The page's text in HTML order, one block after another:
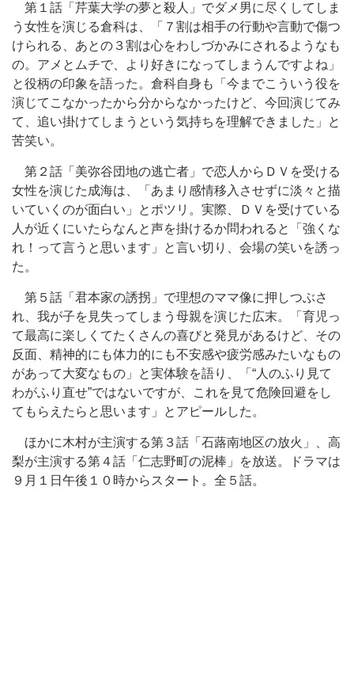
第１話「芹葉大学の夢と殺人」でダメ男に尽くしてしま
う女性を演じる倉科は、「７割は相手の行動や言動で傷つ
けられる、あとの３割は心をわしづかみにされるようなも
の。アメとムチで、より好きになってしまうんですよね」
と役柄の印象を語った。倉科自身も「今までこういう役を
演じてこなかったから分からなかったけど、今回演じてみ
て、追い掛けてしまうという気持ちを理解できました」と
苦笑い。
第２話「美弥谷団地の逃亡者」で恋人からＤＶを受ける
女性を演じた成海は、「あまり感情移入させずに淡々と描
いていくのが面白い」とポツリ。実際、ＤＶを受けている
人が近くにいたらなんと声を掛けるか問われると「強くな
れ！って言うと思います」と言い切り、会場の笑いを誘っ
た。
第５話「君本家の誘拐」で理想のママ像に押しつぶさ
れ、我が子を見失ってしまう母親を演じた広末。「育児っ
て最高に楽しくてたくさんの喜びと発見があるけど、その
反面、精神的にも体力的にも不安感や疲労感みたいなもの
があって大変なもの」と実体験を語り、「“人のふり見て
わがふり直せ”ではないですが、これを見て危険回避をし
てもらえたらと思います」とアピールした。
ほかに木村が主演する第３話「石蕗南地区の放火」、高
梨が主演する第４話「仁志野町の泥棒」を放送。ドラマは
９月１日午後１０時からスタート。全５話。